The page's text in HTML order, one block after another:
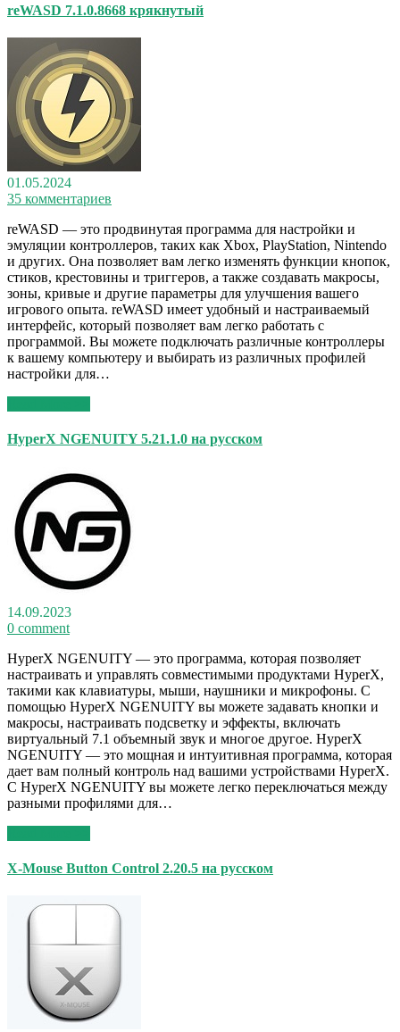
reWASD 7.1.0.8668 крякнутый
01.05.2024
35 комментариев
reWASD — это продвинутая программа для настройки и
эмуляции контроллеров, таких как Xbox, PlayStation, Nintendo
и других. Она позволяет вам легко изменять функции кнопок,
стиков, крестовины и триггеров, а также создавать макросы,
зоны, кривые и другие параметры для улучшения вашего
игрового опыта. reWASD имеет удобный и настраиваемый
интерфейс, который позволяет вам легко работать с
программой. Вы можете подключать различные контроллеры
к вашему компьютеру и выбирать из различных профилей
настройки для…
HyperX NGENUITY 5.21.1.0 на русском
14.09.2023
0 comment
HyperX NGENUITY — это программа, которая позволяет
настраивать и управлять совместимыми продуктами HyperX,
такими как клавиатуры, мыши, наушники и микрофоны. С
помощью HyperX NGENUITY вы можете задавать кнопки и
макросы, настраивать подсветку и эффекты, включать
виртуальный 7.1 объемный звук и многое другое. HyperX
NGENUITY — это мощная и интуитивная программа, которая
дает вам полный контроль над вашими устройствами HyperX.
С HyperX NGENUITY вы можете легко переключаться между
разными профилями для…
X-Mouse Button Control 2.20.5 на русском